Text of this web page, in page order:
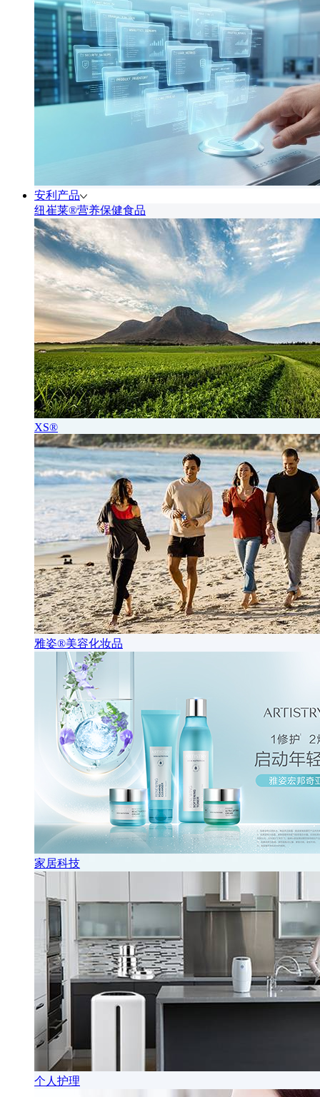
安利产品
纽崔莱®营养保健食品
XS®
雅姿®美容化妆品
家居科技
个人护理